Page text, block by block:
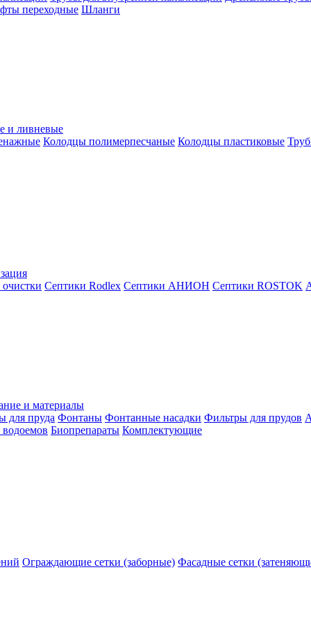
переходные Шланги
и ливневые
Колодцы полимерпесчаные Колодцы пластиковые
Септики Rodlex Септики АНИОН Септики ROSTOK
и материалы
для пруда Фонтаны Фонтанные насадки Фильтры для прудов
Биопрепараты Комплектующие
Ограждающие сетки (заборные) Фасадные сетки